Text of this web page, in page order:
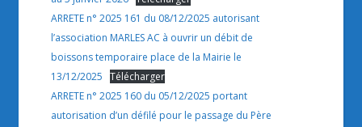
ARRETE n° 2025 161 du 08/12/2025 autorisant
l’association MARLES AC à ouvrir un débit de
boissons temporaire place de la Mairie le
13/12/2025 Télécharger
ARRETE n° 2025 160 du 05/12/2025 portant
autorisation d’un défilé pour le passage du Père